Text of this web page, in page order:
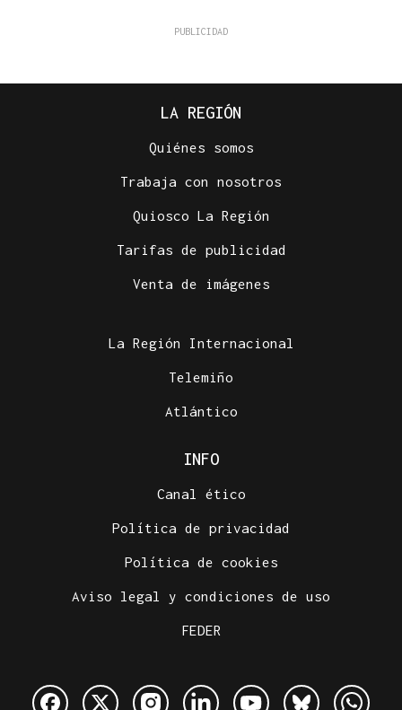
LA REGIÓN
Quiénes somos
Trabaja con nosotros
Quiosco La Región
Tarifas de publicidad
Venta de imágenes
La Región Internacional
Telemiño
Atlántico
INFO
Canal ético
Política de privacidad
Política de cookies
Aviso legal y condiciones de uso
FEDER